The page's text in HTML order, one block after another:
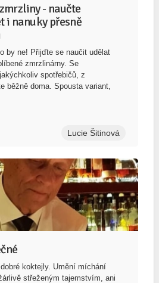
- naučte
i nanuky přesně
by ne! Přijďte se naučit udělat
zmrzlinárny. Se
spotřebičů, z
běžně doma. Spousta variant,
Lucie Šitinová
dobré koktejly. Umění míchání
střeženým tajemstvím, ani